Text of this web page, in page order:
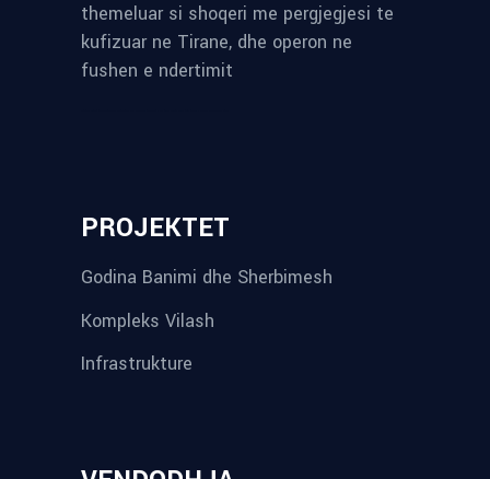
themeluar si shoqeri me pergjegjesi te
kufizuar ne Tirane, dhe operon ne
fushen e ndertimit
PROJEKTET
Godina Banimi dhe Sherbimesh
Kompleks Vilash
Infrastrukture